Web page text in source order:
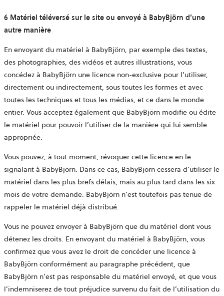
6 Matériel téléversé sur le site ou envoyé à BabyBjörn d’une
autre manière
En envoyant du matériel à BabyBjörn, par exemple des textes,
des photographies, des vidéos et autres illustrations, vous
concédez à BabyBjörn une licence non-exclusive pour l’utiliser,
directement ou indirectement, sous toutes les formes et avec
toutes les techniques et tous les médias, et ce dans le monde
entier. Vous acceptez également que BabyBjörn modifie ou édite
le matériel pour pouvoir l’utiliser de la manière qui lui semble
appropriée.
Vous pouvez, à tout moment, révoquer cette licence en le
signalant à BabyBjörn. Dans ce cas, BabyBjörn cessera d’utiliser le
matériel dans les plus brefs délais, mais au plus tard dans les six
mois de votre demande. BabyBjörn n’est toutefois pas tenue de
rappeler le matériel déjà distribué.
Vous ne pouvez envoyer à BabyBjörn que du matériel dont vous
détenez les droits. En envoyant du matériel à BabyBjörn, vous
confirmez que vous avez le droit de concéder une licence à
BabyBjörn conformément au paragraphe précédent, que
BabyBjörn n’est pas responsable du matériel envoyé, et que vous
l’indemniserez de tout préjudice survenu du fait de l’utilisation du